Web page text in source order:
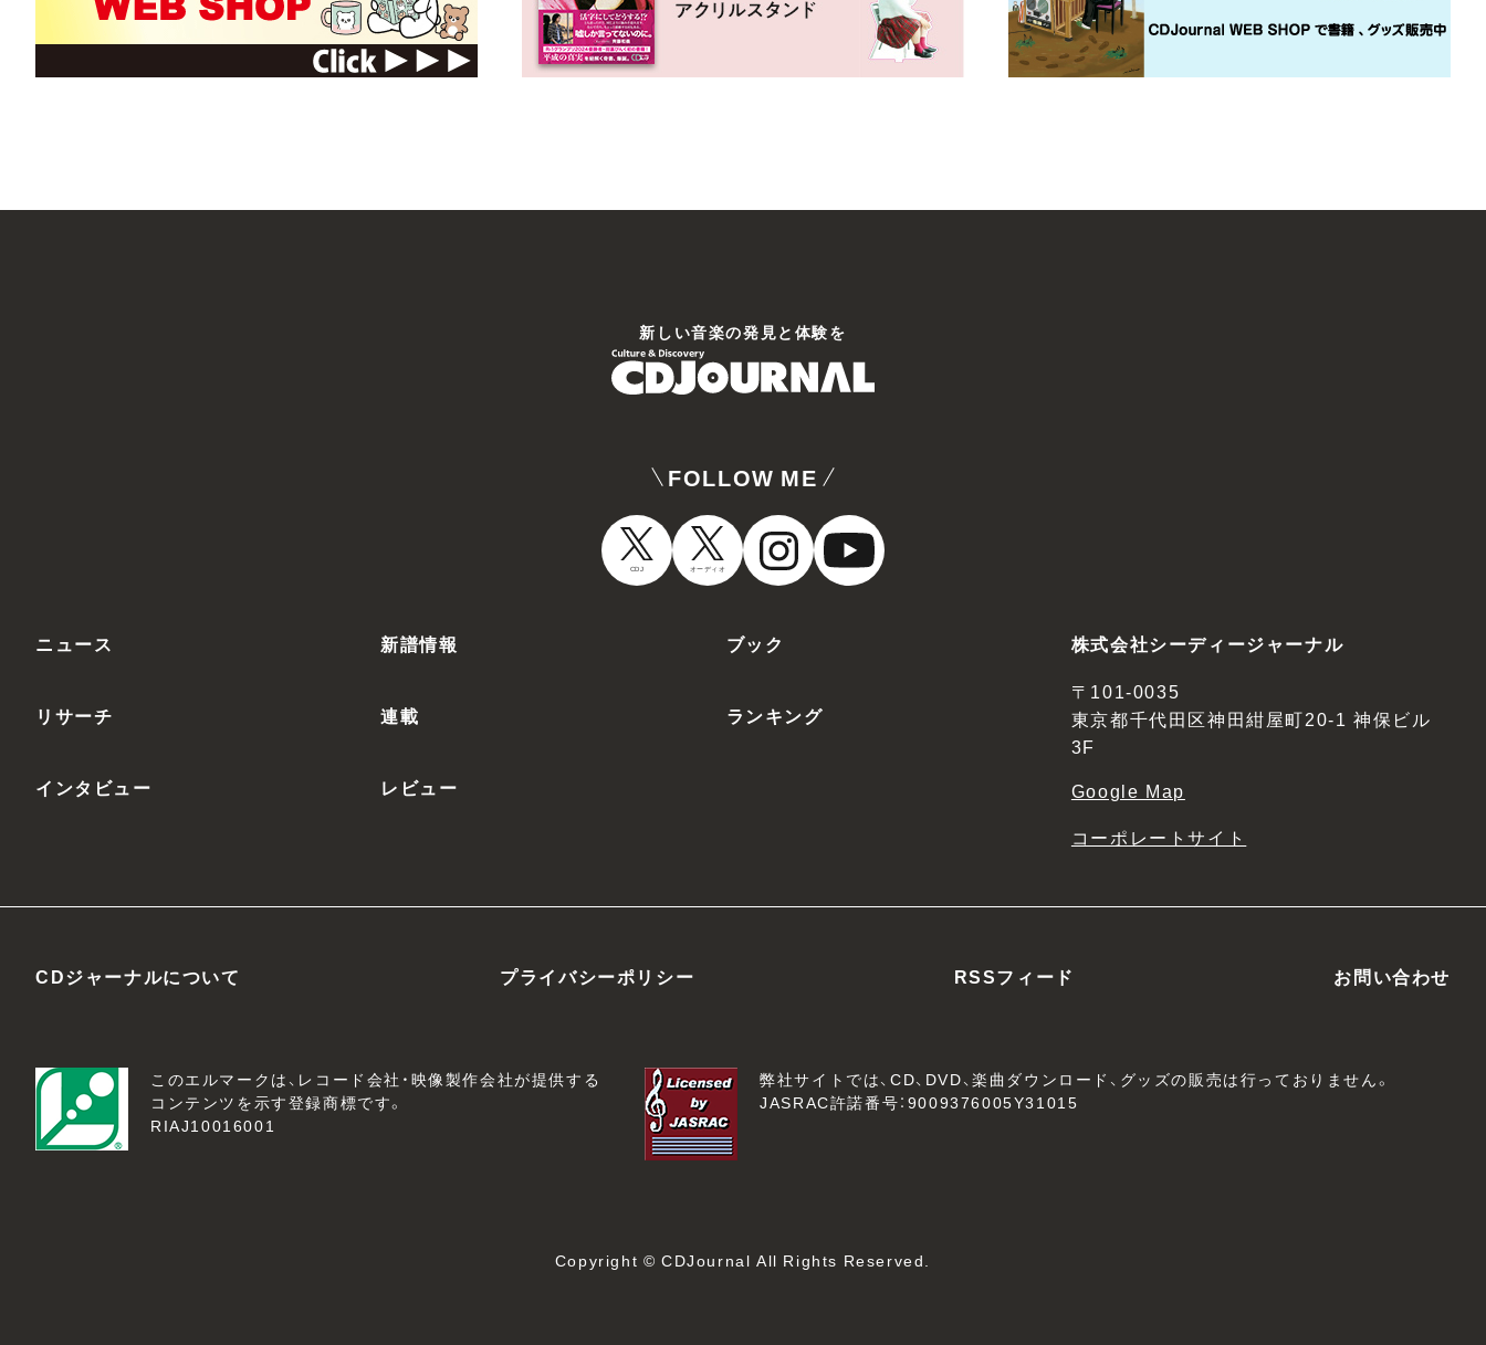
新しい⾳楽の発⾒と体験を
FOLLOW ME
CDJ オーディオ
ニュース 新譜情報 ブック
リサーチ 連載 ランキング
インタビュー レビュー
株式会社シーディージャーナル
〒101-0035
東京都千代田区神田紺屋町20-1 神保ビル
3F
Google Map
コーポレートサイト
CDジャーナルについて プライバシーポリシー RSSフィード お問い合わせ
このエルマークは、レコード会社・映像製作会社が提供する
コンテンツを示す登録商標です。
RIAJ10016001
弊社サイトでは、CD、DVD、楽曲ダウンロード、グッズの販売は行っておりません。
JASRAC許諾番号：9009376005Y31015
Copyright © CDJournal All Rights Reserved.